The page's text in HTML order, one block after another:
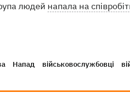
людей напала на
Напад військовослужбовці